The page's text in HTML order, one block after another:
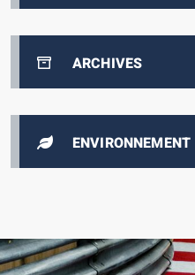
ARCHIVES
ENVIRONNEMENT